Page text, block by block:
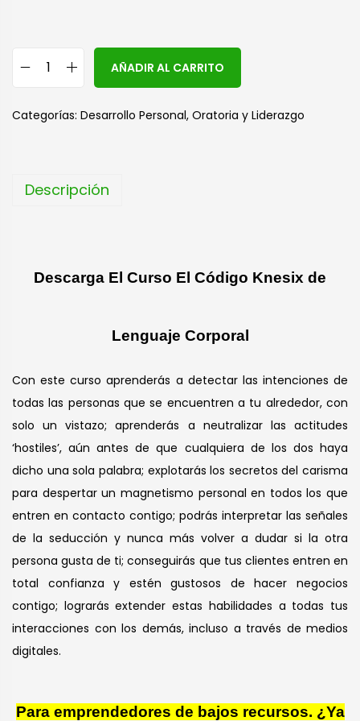
AÑADIR AL CARRITO
e
e
Categorías: Desarrollo Personal, Oratoria y Liderazgo
Descripción
Descarga El Curso El Código Knesix de
Lenguaje Corporal
Con este curso aprenderás a detectar las intenciones de
todas las personas que se encuentren a tu alrededor, con
solo un vistazo; aprenderás a neutralizar las actitudes
‘hostiles’, aún antes de que cualquiera de los dos haya
dicho una sola palabra; explotarás los secretos del carisma
para despertar un magnetismo personal en todos los que
entren en contacto contigo; podrás interpretar las señales
de la seducción y nunca más volver a dudar si la otra
persona gusta de ti; conseguirás que tus clientes entren en
total confianza y estén gustosos de hacer negocios
contigo; lograrás extender estas habilidades a todas tus
interacciones con los demás, incluso a través de medios
digitales.
Para emprendedores de bajos recursos. ¿Ya